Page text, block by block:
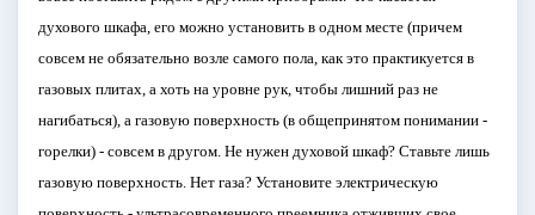
духового шкафа, его можно установить в одном месте (причем
совсем не обязательно возле самого пола, как это практикуется в
газовых плитах, а хоть на уровне рук, чтобы лишний раз не
нагибаться), а газовую поверхность (в общепринятом понимании -
горелки) - совсем в другом. Не нужен духовой шкаф? Ставьте лишь
газовую поверхность. Нет газа? Установите электрическую